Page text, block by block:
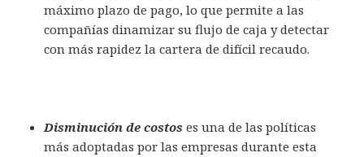
máximo plazo de pago, lo que permite a las
compañías dinamizar su flujo de caja y detectar
con más rapidez la cartera de difícil recaudo.
Disminución de costos es una de las políticas
más adoptadas por las empresas durante esta